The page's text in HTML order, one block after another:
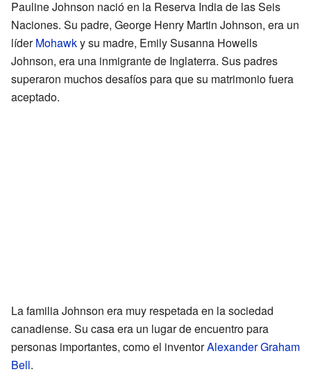
Pauline Johnson nació en la Reserva India de las Seis
Naciones. Su padre, George Henry Martin Johnson, era un
líderMohawky su madre, Emily Susanna Howells
Johnson, era una inmigrante de Inglaterra. Sus padres
superaron muchos desafíos para que su matrimonio fuera
aceptado.
La familia Johnson era muy respetada en la sociedad
canadiense. Su casa era un lugar de encuentro para
personas importantes, como el inventorAlexander Graham
Bell.